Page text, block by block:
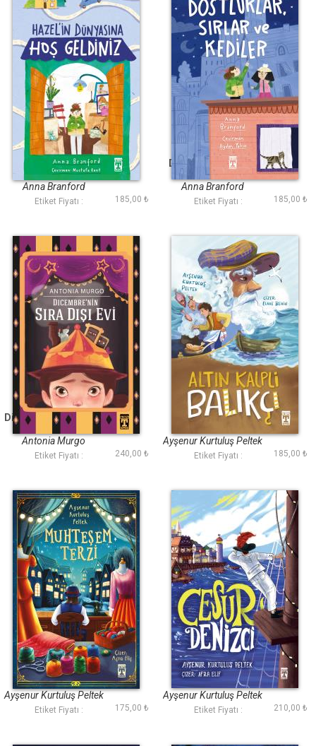
Hazelin Dünyasına
Hoşgeldiniz
Anna Branford
Etiket Fiyatı : 185,00 ₺
Dostluklar Sırlar ve
Kediler
Anna Branford
Etiket Fiyatı : 185,00 ₺
Dicembrenin Sıra Dışı
Evi
Antonia Murgo
Etiket Fiyatı : 240,00 ₺
Altın Kalpli Balıkçı
Ayşenur Kurtuluş Peltek
Etiket Fiyatı : 185,00 ₺
Muhteşem Terzi
Ayşenur Kurtuluş Peltek
Etiket Fiyatı : 175,00 ₺
Cesur Denizci
Ayşenur Kurtuluş Peltek
Etiket Fiyatı : 210,00 ₺